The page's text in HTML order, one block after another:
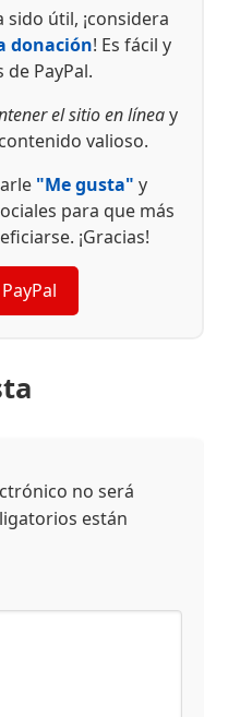
útil, ¡considera
donación! Es fácil y
PayPal.
el sitio en líneay
valioso.
"Me gusta" y
para que más
¡Gracias!
no será
están